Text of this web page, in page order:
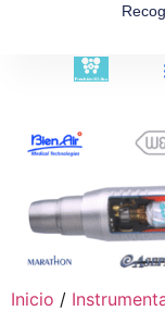
Inicio /